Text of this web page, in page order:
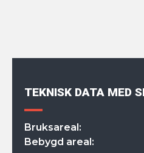
TEKNISK DATA MED
Bruksareal:
Bebygd areal: